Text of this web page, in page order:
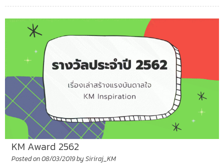
KM Award 2562
Posted on08/03/2019by Siriraj_KM